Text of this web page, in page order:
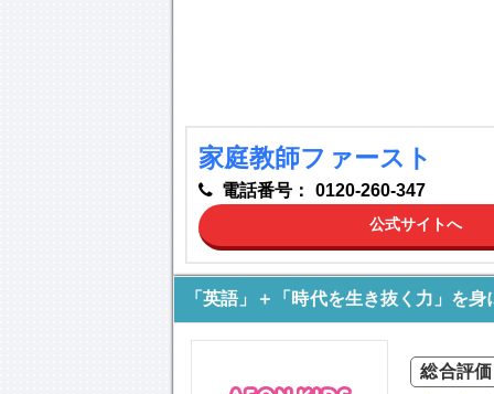
家庭教師ファースト
電話番号： 0120-260-347
公式サイトへ
「英語」＋「時代を生き抜く力」を
総合評価